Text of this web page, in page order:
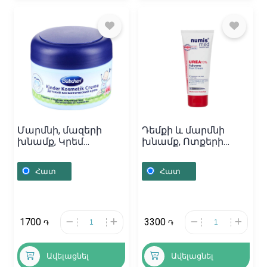
Մարմնի, մազերի
խնամք, Կրեմ
75մլ, Գերմանիա
Հատ
1700 ֏
Ավելացնել
Դեմքի և մարմնի
խնամք, Ոտքերի
100մլ, Գերմանիա
Հատ
3300 ֏
Ավելացնել